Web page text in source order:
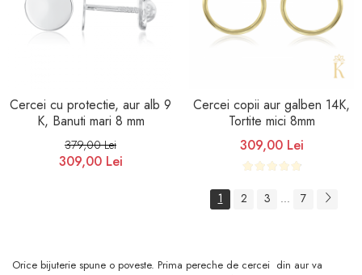
Cercei cu protectie, aur alb 9
K, Banuti mari 8 mm
379,00 Lei
309,00 Lei
Cercei copii aur galben 14K,
Tortite mici 8mm
309,00 Lei
1 2 3 ... 7
Orice bijuterie spune o poveste. Prima pereche de cercei din aur va